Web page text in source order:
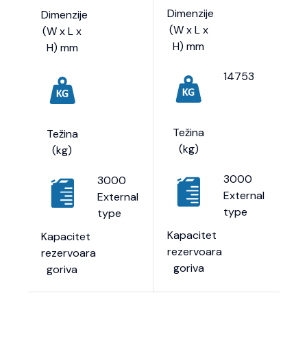
Dimenzije
(W x L x
H) mm
Težina
(kg)
Kapacitet
rezervoara
goriva
3000
External
type
Dimenzije
(W x L x
H) mm
Težina
(kg)
14753
Kapacitet
rezervoara
goriva
3000
External
type